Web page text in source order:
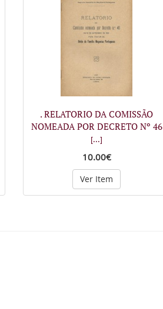
. RELATORIO DA COMISSÃO
NOMEADA POR DECRETO Nº 46
[...]
10.00€
Ver Item